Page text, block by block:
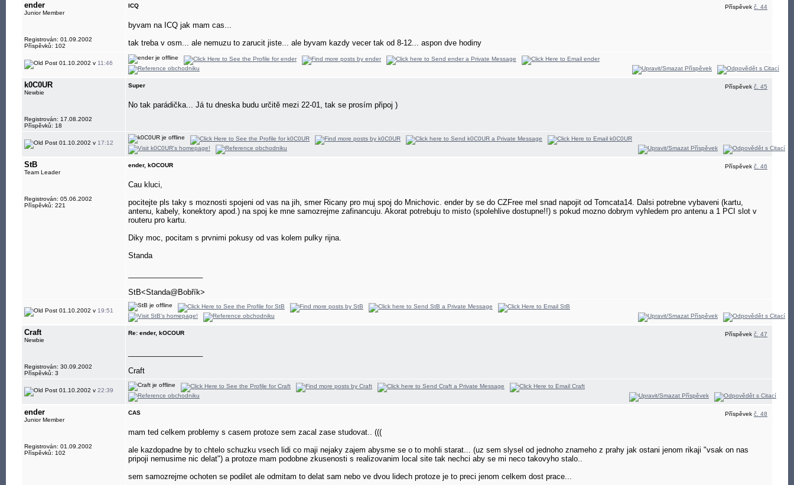
ender
Junior Member
Registrován: 01.09.2002
Příspěvků: 102
ICQ Příspěvek č. 44
byvam na ICQ jak mam cas...
tak treba v osm... ale nemuzu to zarucit jiste... ale byvam kazdy vecer tak od 8-12... aspon dve hodiny
01.10.2002 v 11:46
k0C0UR
Newbie
Registrován: 17.08.2002
Příspěvků: 18
Super Příspěvek č. 45
No tak parádička... Já tu dneska budu určitě mezi 22-01, tak se prosím připoj )
01.10.2002 v 17:12
StB
Team Leader
Registrován: 05.06.2002
Příspěvků: 221
ender, kOCOUR Příspěvek č. 46
Cau kluci,
pocitejte pls taky s moznosti spojeni od vas na jih, smer Ricany pro muj spoj do Mnichovic. ender by se do CZFree mel snad napojit od Tomcata14. Dalsi potrebne vybaveni (kartu,
antenu, kabely, konektory apod.) na spoj ke mne samozrejme zafinancuju. Akorat potrebuju to misto (spolehlive dostupne!!) s pokud mozno dobrym vyhledem pro antenu a 1 PCI slot v
routeru pro kartu.
Diky moc, pocitam s prvnimi pokusy od vas kolem pulky rijna.
Standa
StB<Standa@Bobřík>
01.10.2002 v 19:51
Craft
Newbie
Registrován: 30.09.2002
Příspěvků: 3
Re: ender, kOCOUR Příspěvek č. 47
Craft
01.10.2002 v 22:39
ender
Junior Member
Registrován: 01.09.2002
Příspěvků: 102
CAS Příspěvek č. 48
mam ted celkem problemy s casem protoze sem zacal zase studovat.. (((
ale kazdopadne by to chtelo schuzku vsech lidi co maji nejaky zajem abysme se o to mohli starat... (uz sem slysel od jednoho znameho z prahy jak ostani jenom rikaji "vsak on nas
pripoji nemusime nic delat") a protoze mam podobne zkusenosti s realizovanim local site tak nechci aby se mi neco takovyho stalo..
sem samozrejme ochoten se podilet ale odmitam to delat sam nebo ve dvou lidech protoze je to preci jenom celkem dost prace...